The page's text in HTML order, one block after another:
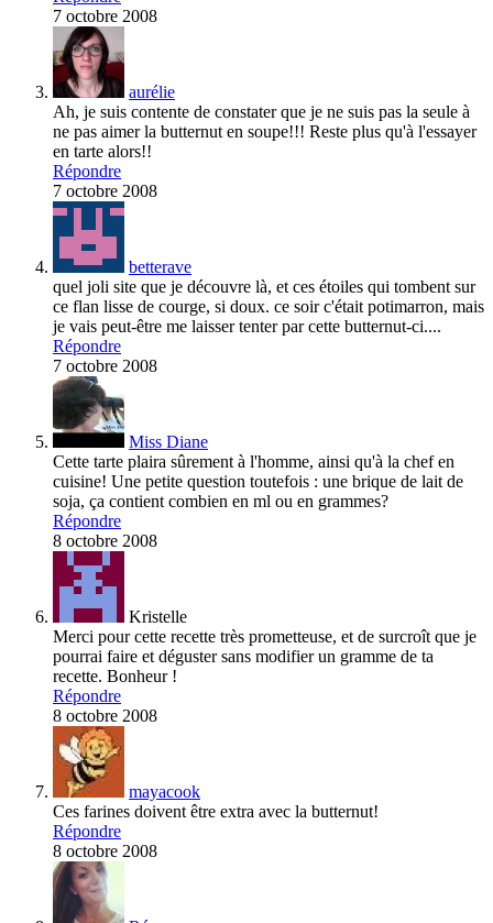
7 octobre 2008
aurélie
Ah, je suis contente de constater que je ne suis pas la seule à
ne pas aimer la butternut en soupe!!! Reste plus qu'à l'essayer
en tarte alors!!
Répondre
7 octobre 2008
betterave
quel joli site que je découvre là, et ces étoiles qui tombent sur
ce flan lisse de courge, si doux. ce soir c'était potimarron, mais
je vais peut-être me laisser tenter par cette butternut-ci....
Répondre
7 octobre 2008
Miss Diane
Cette tarte plaira sûrement à l'homme, ainsi qu'à la chef en
cuisine! Une petite question toutefois : une brique de lait de
soja, ça contient combien en ml ou en grammes?
Répondre
8 octobre 2008
Kristelle
Merci pour cette recette très prometteuse, et de surcroît que je
pourrai faire et déguster sans modifier un gramme de ta
recette. Bonheur !
Répondre
8 octobre 2008
mayacook
Ces farines doivent être extra avec la butternut!
Répondre
8 octobre 2008